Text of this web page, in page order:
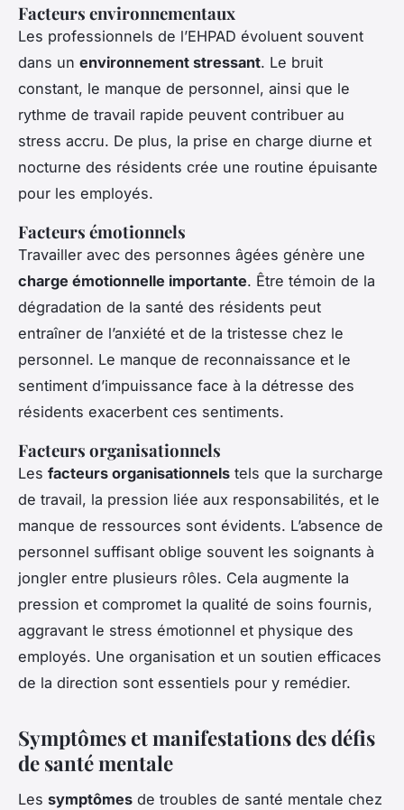
Facteurs environnementaux
Les professionnels de l’EHPAD évoluent souvent
dans un environnement stressant. Le bruit
constant, le manque de personnel, ainsi que le
rythme de travail rapide peuvent contribuer au
stress accru. De plus, la prise en charge diurne et
nocturne des résidents crée une routine épuisante
pour les employés.
Facteurs émotionnels
Travailler avec des personnes âgées génère une
charge émotionnelle importante. Être témoin de la
dégradation de la santé des résidents peut
entraîner de l’anxiété et de la tristesse chez le
personnel. Le manque de reconnaissance et le
sentiment d’impuissance face à la détresse des
résidents exacerbent ces sentiments.
Facteurs organisationnels
Les facteurs organisationnels tels que la surcharge
de travail, la pression liée aux responsabilités, et le
manque de ressources sont évidents. L’absence de
personnel suffisant oblige souvent les soignants à
jongler entre plusieurs rôles. Cela augmente la
pression et compromet la qualité de soins fournis,
aggravant le stress émotionnel et physique des
employés. Une organisation et un soutien efficaces
de la direction sont essentiels pour y remédier.
Symptômes et manifestations des défis
de santé mentale
Les symptômes de troubles de santé mentale chez